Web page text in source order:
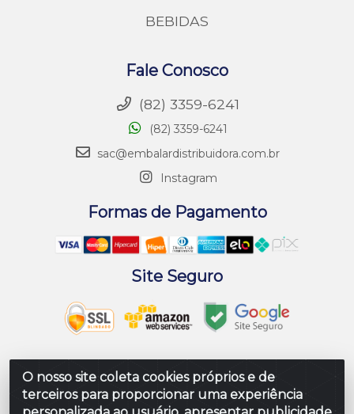
O nosso site coleta cookies próprios e de
terceiros para proporcionar uma experiência
BEBIDAS
Fale Conosco
(82) 3359-6241
(82) 3359-6241
sac@embalardistribuidora.com.br
Instagram
Formas de Pagamento
Site Seguro
Embalar Distribuidora de Embalagens LTDA - Rodovia